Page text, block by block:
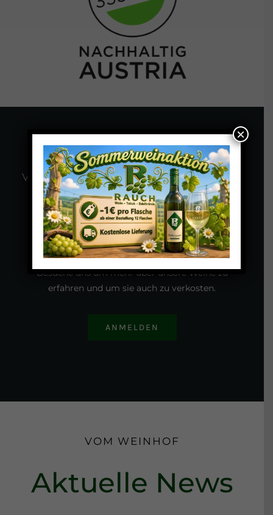
Vom Weingarten bis zum Weinglas
Wein
Verkostung
Besuche uns um mehr über unsere Weine zu
erfahren und um sie auch zu verkosten.
ANMELDEN
VOM WEINHOF
Aktuelle News
×